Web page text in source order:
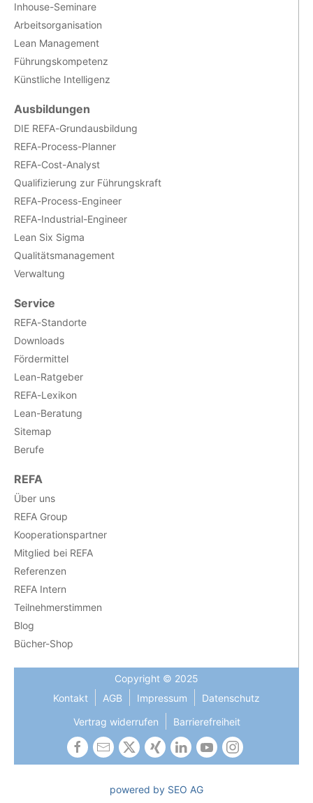
Inhouse-Seminare
Arbeitsorganisation
Lean Management
Führungskompetenz
Künstliche Intelligenz
Ausbildungen
DIE REFA-Grundausbildung
REFA-Process-Planner
REFA-Cost-Analyst
Qualifizierung zur Führungskraft
REFA-Process-Engineer
REFA-Industrial-Engineer
Lean Six Sigma
Qualitätsmanagement
Verwaltung
Service
REFA-Standorte
Downloads
Fördermittel
Lean-Ratgeber
REFA-Lexikon
Lean-Beratung
Sitemap
Berufe
REFA
Über uns
REFA Group
Kooperationspartner
Mitglied bei REFA
Referenzen
REFA Intern
Teilnehmerstimmen
Blog
Bücher-Shop
Copyright © 2025
Kontakt
AGB Impressum
Datenschutz
Vertrag widerrufen
Barrierefreiheit
powered by SEO AG